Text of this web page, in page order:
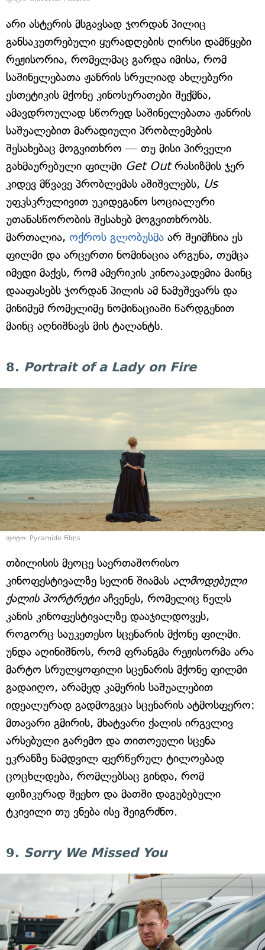
არი ასტერის მსგავსად ჯორდან პილიც
განსაკუთრებული ყურადღების ღირსი დამწყები
რეჟისორია, რომელმაც გარდა იმისა, რომ
საშინელებათა ჟანრის სრულიად ახლებური
ესთეტიკის მქონე კინოსურათები შექმნა,
ამავდროულად სწორედ საშინელებათა ჟანრის
საშუალებით მარადიული პრობლემების
შესახებაც მოგვითხრო — თუ მისი პირველი
გახმაურებული ფილმი Get Outრასიზმის ჯერ
კიდევ მწვავე პრობლემას აშიშვლებს, Us
უფკსკრულივით უკიდეგანო სოციალური
უთანასწორობის შესახებ მოგვითხრობს.
მართალია, ოქროს გლობუსმა არ შეიმჩნია ეს
ფილმი და არცერთი ნომინაცია არგუნა, თუმცა
იმედი მაქვს, რომ ამერიკის კინოაკადემია მაინც
დააფასებს ჯორდან პილის ამ ნამუშევარს და
მინიმუმ რომელიმე ნომინაციაში წარდგენით
მაინც აღნიშნავს მის ტალანტს.
8. Portrait of a Lady on Fire
ფოტო: Pyramide Films
თბილისის მეოცე საერთაშორისო
კინოფესტივალზე სელინ შიამას ალმოდებული
ქალის პორტრეტი აჩვენეს, რომელიც წელს
კანის კინოფესტივალზე დააჯილდოვეს,
როგორც საუკეთესო სცენარის მქონე ფილმი.
უნდა აღინიშნოს, რომ ფრანგმა რეჟისორმა არა
მარტო სრულყოფილი სცენარის მქონე ფილმი
გადაიღო, არამედ კამერის საშუალებით
იდეალურად გადმოგვცა სცენარის ატმოსფერო:
მთავარი გმირის, მხატვარი ქალის ირგვლივ
არსებული გარემო და თითოეული სცენა
ეკრანზე ნამდვილ ფერწერულ ტილოებად
ცოცხლდება, რომლებსაც გინდა, რომ
ფიზიკურად შეეხო და მათში დაგუბებული
ტკივილი თუ ვნება ისე შეიგრძნო.
9. Sorry We Missed You